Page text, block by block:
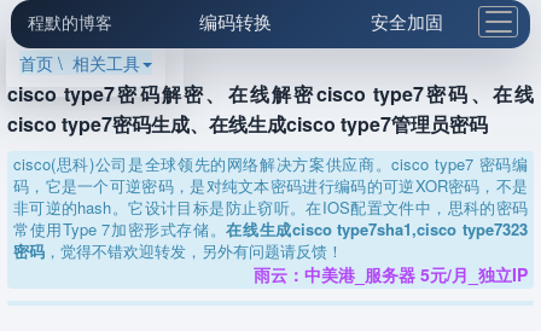
程默的博客 编码转换
安全加固
格式化与前端
邮件工具
生活便民 更多工具
5.1支付宝大红包
首页 \ 相关工具
cisco type7密码解密、在线解密cisco type7密码、在线
cisco type7密码生成、在线生成cisco type7管理员密码
cisco(思科)公司是全球领先的网络解决方案供应商。cisco type7 密码编
码，它是一个可逆密码，是对纯文本密码进行编码的可逆XOR密码，不是
非可逆的hash。它设计目标是防止窃听。在IOS配置文件中，思科的密码
常使用Type 7加密形式存储。在线生成cisco type7sha1,cisco type7323
密码，觉得不错欢迎转发，另外有问题请反馈！
雨云：中美港_服务器 5元/月_独立IP